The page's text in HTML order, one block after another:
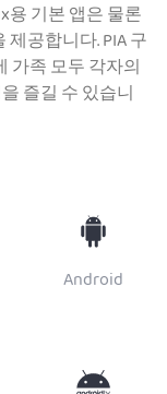
용 기본 앱은 물론
제공합니다. PIA 구
가족 모두 각자의
즐길 수 있습니
Android